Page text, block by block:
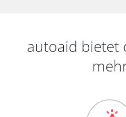
autoaid bietet